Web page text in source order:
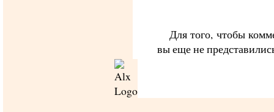
Для того, чтобы
вы еще не